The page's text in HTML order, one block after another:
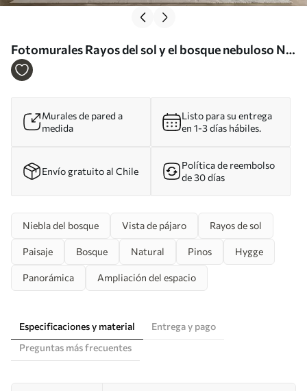
Fotomurales Rayos del sol y el bosque nebuloso Nr.
u73864
Murales de pared a
medida
Listo para su entrega
en 1-3 días hábiles.
Envío gratuito al Chile
Política de reembolso
de 30 días
Niebla del bosque Vista de pájaro Rayos de sol
Paisaje Bosque Natural Pinos Hygge
Panorámica Ampliación del espacio
Especificaciones y material
Entrega y pago
Preguntas más frecuentes